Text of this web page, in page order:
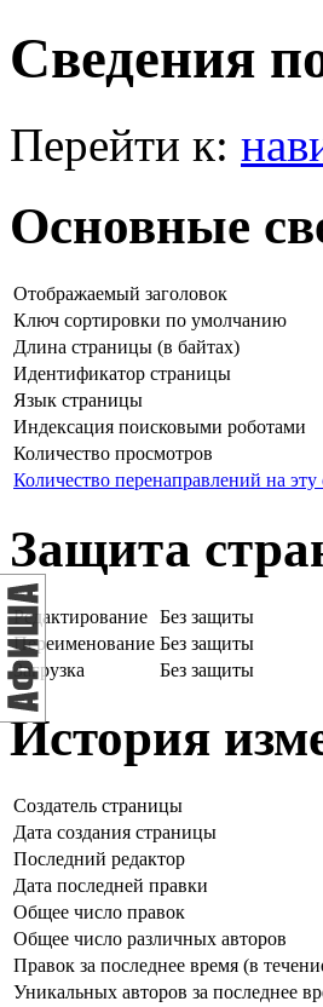
Сведения
Перейти к:
Основные
Отображаемый заголовок
Ключ сортировки по умолчанию
Длина страницы (в байтах)
Идентификатор страницы
Язык страницы
Индексация поисковыми роботами
Количество просмотров
Количество перенаправлений на эту
Защита
Редактирование Без защиты
Переименование Без защиты
Загрузка
Без защиты
История
Создатель страницы
Дата создания страницы
Последний редактор
Дата последней правки
Общее число правок
Общее число различных авторов
Правок за последнее время (в
Уникальных авторов за последнее